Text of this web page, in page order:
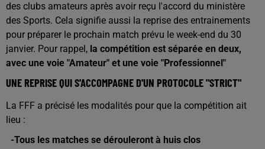
des clubs amateurs après avoir reçu l'accord du ministère
des Sports. Cela signifie aussi la reprise des entrainements
pour préparer le prochain match prévu le week-end du 30
janvier. Pour rappel, la compétition est séparée en deux,
avec une voie "Amateur" et une voie "Professionnel"
UNE REPRISE QUI S'ACCOMPAGNE D'UN PROTOCOLE "STRICT"
La FFF a précisé les modalités pour que la compétition ait
lieu :
-Tous les matches se dérouleront à huis clos